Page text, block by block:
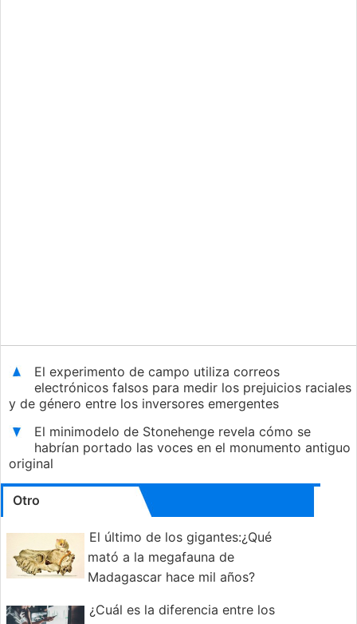
El experimento de campo utiliza correos
electrónicos falsos para medir los prejuicios raciales
y de género entre los inversores emergentes
El minimodelo de Stonehenge revela cómo se
habrían portado las voces en el monumento antiguo
original
Otro
El último de los gigantes:¿Qué
mató a la megafauna de
Madagascar hace mil años?
¿Cuál es la diferencia entre los